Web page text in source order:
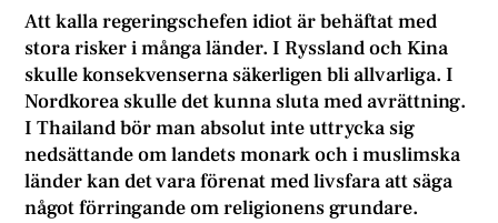
Att kalla regeringschefen idiot är behäftat med
stora risker i många länder. I Ryssland och Kina
skulle konsekvenserna säkerligen bli allvarliga. I
Nordkorea skulle det kunna sluta med avrättning.
I Thailand bör man absolut inte uttrycka sig
nedsättande om landets monark och i muslimska
länder kan det vara förenat med livsfara att säga
något förringande om religionens grundare.